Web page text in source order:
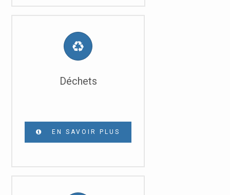
Déchets
EN SAVOIR PLUS